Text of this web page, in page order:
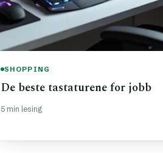
SHOPPING
De beste tastaturene for jobb
5 min lesing